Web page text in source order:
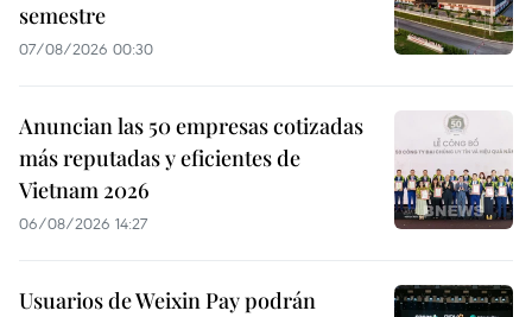
semestre
07/08/2026 00:30
Anuncian las 50 empresas cotizadas
más reputadas y eficientes de
Vietnam 2026
06/08/2026 14:27
Usuarios de Weixin Pay podrán